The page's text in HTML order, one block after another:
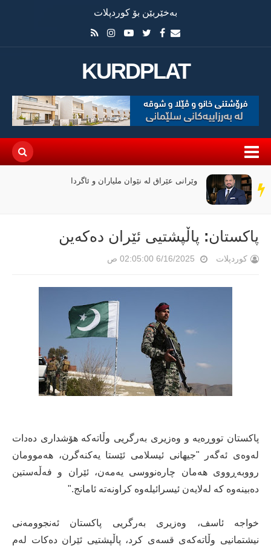
بەخێربێن بۆ کوردپلات
KURDPLAT
سەر
دێڕ
وێرانی عێراق لە نێوان ملیاران و ئاگردا
پاکستان: پاڵپشتیی ئێران دەکەین
کوردپلات 6/16/2025 02:05:00 ص
پاکستان تووڕەیە و وەزیری بەرگریی وڵاتەکە هۆشداری دەدات
لەوەی ئەگەر "جیهانی ئیسلامی ئێستا یەکنەگرن، هەموومان
رووبەڕووی هەمان چارەنووسی یەمەن، ئێران و فەڵەستین
دەبینەوە کە لەلایەن ئیسرائیلەوە کراونەتە ئامانج."
خواجە ئاسف، وەزیری بەرگریی پاکستان ئەنجوومەنی
نیشتمانیی وڵاتەکەی قسەی کرد، پاڵپشتیی ئێران دەکات لەم